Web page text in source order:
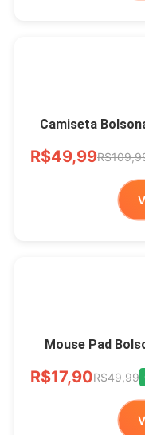
Camiseta
R$49,99
Mouse Pad
R$17,90R$49,99